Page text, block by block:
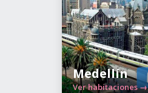
Medellín
Ver habitaciones →